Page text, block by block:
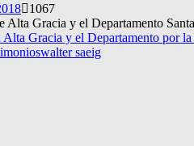
1067
Alta Gracia y el Departamento
Gracia y el Departamento por la
walter saeig